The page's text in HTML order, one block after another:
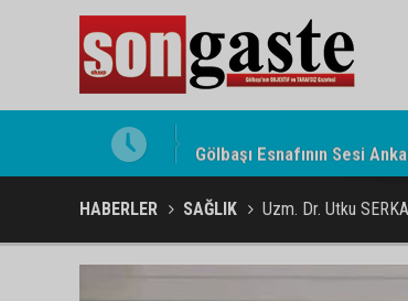
Gölbaşı Esnafının Sesi
HABERLER SAĞLIK Uzm. Dr. Utku